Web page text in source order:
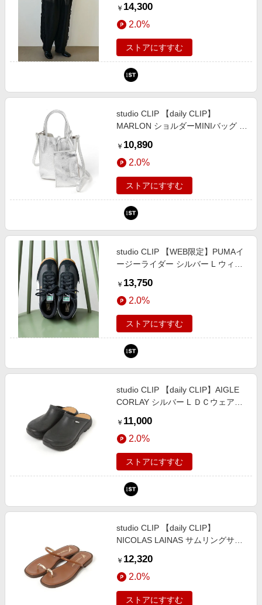
ｌ ｂｙ ＣＬＩＰ スタジオクリップ
646344 and ST アンドエスティ
（旧ドットエスティ）
￥ 14,300
2.0%
ストアにすすむ
studio CLIP 【daily CLIP】
MARLON ショルダーMINIバッグ ホ
ジオクリップ 208956 and ST アン
ドエスティ（旧ドットエスティ）
￥ 10,890
2.0%
ストアにすすむ
studio CLIP 【WEB限定】PUMAイ
ージーライダー シルバー L ウィメ
589492 and ST アンドエスティ
（旧ドットエスティ）
￥ 13,750
2.0%
ストアにすすむ
studio CLIP 【daily CLIP】AIGLE
CORLAY シルバー L ＤＣウェア服
ST アンドエスティ（旧ドットエス
ティ）
￥ 11,000
2.0%
ストアにすすむ
studio CLIP 【daily CLIP】
NICOLAS LAINAS サムリングサン
服飾 スタジオクリップ 894449 and
ST アンドエスティ（旧ドットエス
ティ）
￥ 12,320
2.0%
ストアにすすむ